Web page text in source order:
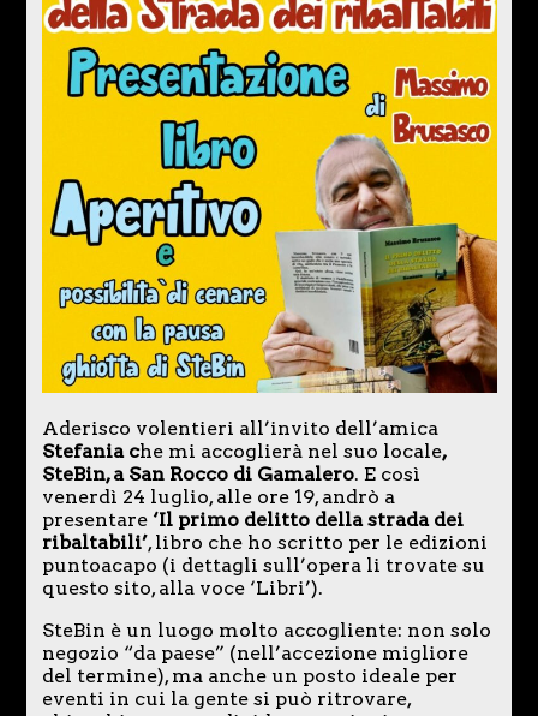
Aderisco volentieri all’invito dell’amica
Stefania che mi accoglierà nel suo locale,
SteBin, a San Rocco di Gamalero. E così
venerdì 24 luglio, alle ore 19, andrò a
presentare ‘Il primo delitto della strada dei
ribaltabili’, libro che ho scritto per le edizioni
puntoacapo (i dettagli sull’opera li trovate su
questo sito, alla voce ‘Libri’).
SteBin è un luogo molto accogliente: non solo
negozio “da paese” (nell’accezione migliore
del termine), ma anche un posto ideale per
eventi in cui la gente si può ritrovare,